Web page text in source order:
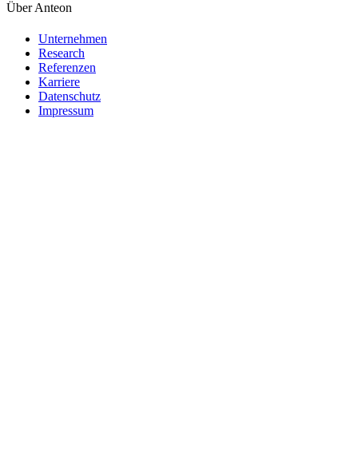
Über Anteon
Unternehmen
Research
Referenzen
Karriere
Datenschutz
Impressum